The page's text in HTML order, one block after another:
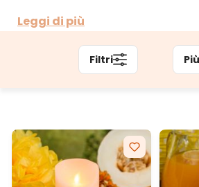
e un telecomando che ne agevola
colori tradizionali così come in
Leggi di più
Filtri